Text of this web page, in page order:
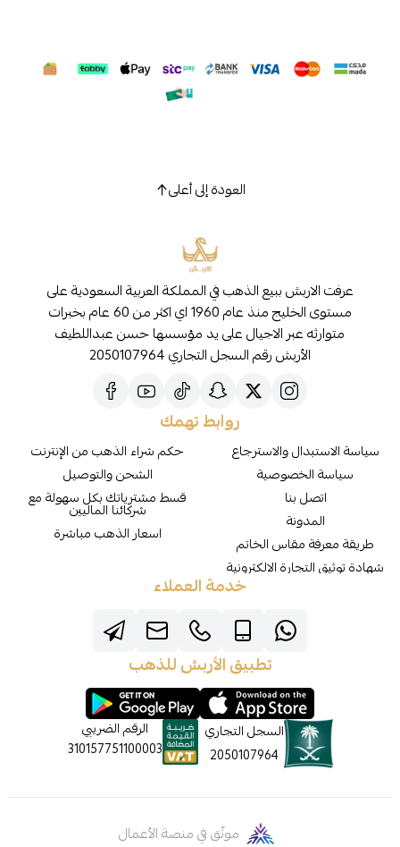
العودة إلى أعلى
عرفت الاربش ببيع الذهب في المملكة العربية السعودية على
مستوى الخليج منذ عام 1960 اي اكثر من 60 عام بخبرات
متوارثه عبر الاجيال على يد مؤسسها حسن عبداللطيف
الأربش رقم السجل التجاري 2050107964
روابط تهمك
سياسة الاستبدال والاسترجاع
سياسة الخصوصية
اتصل بنا
المدونة
طريقة معرفة مقاس الخاتم
شهادة توثيق التجارة الالكترونية
حكم شراء الذهب من الإنترنت
الشحن والتوصيل
قسط مشترياتك بكل سهولة مع
شركائنا الماليين
اسعار الذهب مباشرة
خدمة العملاء
تطبيق الأربش للذهب
السجل التجاري
2050107964
الرقم الضريبي
310157751100003
موثّق في منصة الأعمال